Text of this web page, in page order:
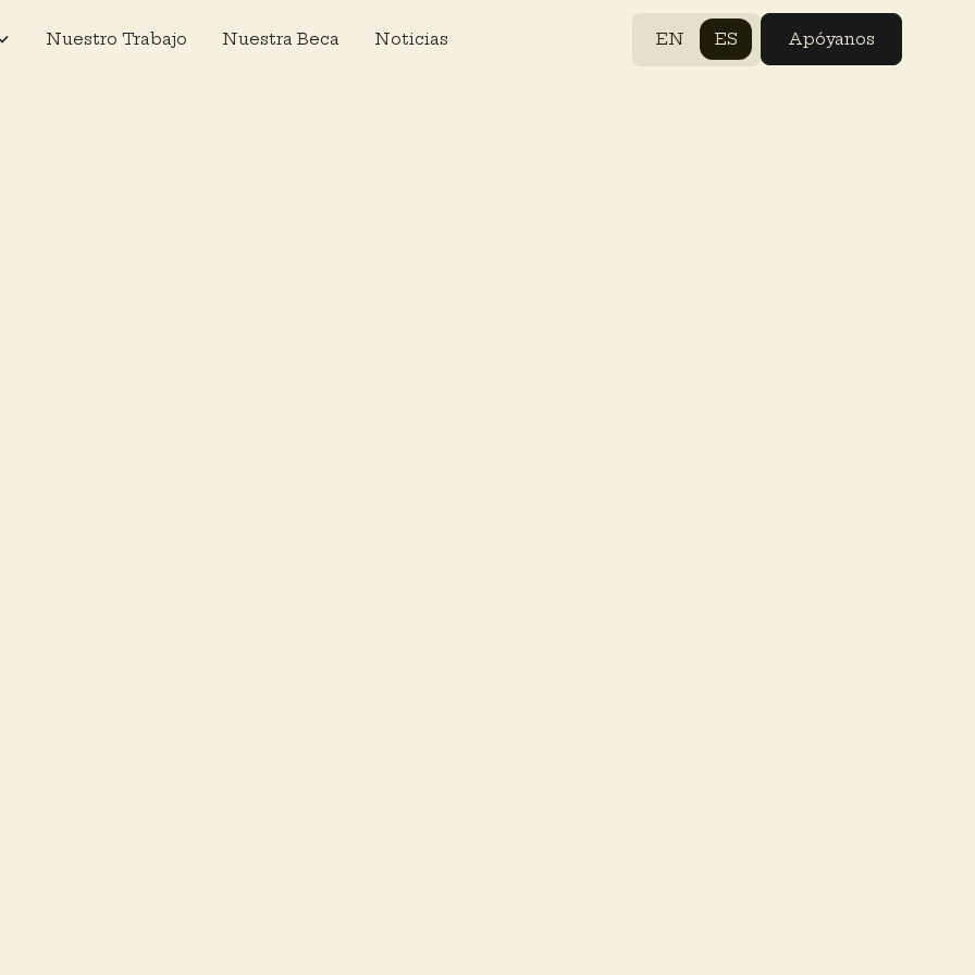
Nuestro Trabajo Nuestra Beca Noticias EN ES Apóyanos